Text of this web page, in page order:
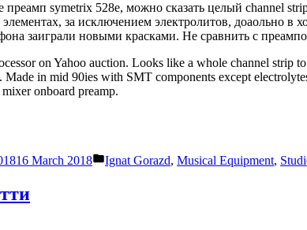
symetrix 528e, можно сказать целый channel
за исключением электролитов, доаольно
заиграли новыми красками. Не сравнить с
on Yahoo auction. Looks like a whole channel strip
Made in mid 90ies with SMT components except
onboard preamp.
16 March 2018
Posted
Ignat Gorazd, Musical Equipment,